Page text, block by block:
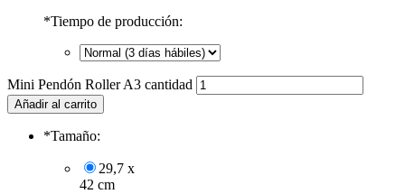
*Tiempo de producción:
Mini Pendón Roller A3 cantidad
Añadir al carrito
*Tamaño:
29,7 x
42 cm